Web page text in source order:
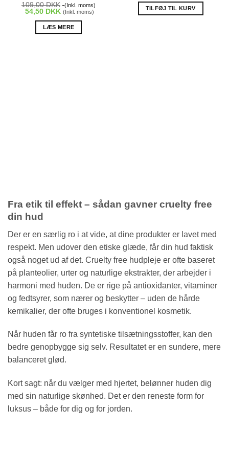
109,00DKK (Inkl. moms)
54,50 DKK (Inkl. moms)
LÆS MERE
TILFØJ TIL KURV
Fra etik til effekt – sådan gavner cruelty free
din hud
Der er en særlig ro i at vide, at dine produkter er lavet med
respekt. Men udover den etiske glæde, får din hud faktisk
også noget ud af det. Cruelty free hudpleje er ofte baseret
på planteolier, urter og naturlige ekstrakter, der arbejder i
harmoni med huden. De er rige på antioxidanter, vitaminer
og fedtsyrer, som nærer og beskytter – uden de hårde
kemikalier, der ofte bruges i konventionel kosmetik.
Når huden får ro fra syntetiske tilsætningsstoffer, kan den
bedre genopbygge sig selv. Resultatet er en sundere, mere
balanceret glød.
Kort sagt: når du vælger med hjertet, belønner huden dig
med sin naturlige skønhed. Det er den reneste form for
luksus – både for dig og for jorden.